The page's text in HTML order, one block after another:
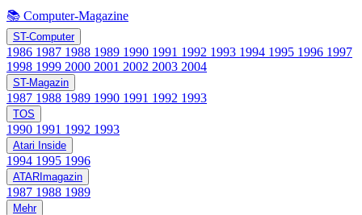
📚 Computer-Magazine
ST-Computer
1986 1987 1988 1989 1990 1991 1992 1993 1994 1995 1996 1997
1998 1999 2000 2001 2002 2003 2004
ST-Magazin
1987 1988 1989 1990 1991 1992 1993
TOS
1990 1991 1992 1993
Atari Inside
1994 1995 1996
ATARImagazin
1987 1988 1989
Mehr